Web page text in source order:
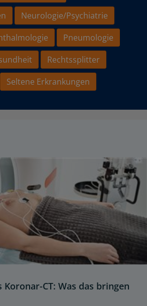
Neurologie/Psychiatrie
Pneumologie
Rechtssplitter
Seltene Erkrankungen
CT: Was das bringen